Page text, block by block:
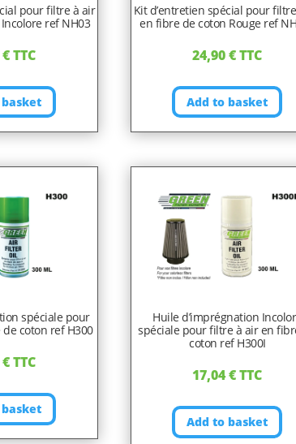
pour filtre à air
ref NH03
€ TTC
Kit d’entretien spécial pour
en fibre de coton Rouge ref
24,90€ TTC
Add to basket
spéciale pour
coton ref H300
€ TTC
Huile d’imprégnation
spéciale pour filtre à air en
coton ref H300I
17,04€ TTC
Add to basket